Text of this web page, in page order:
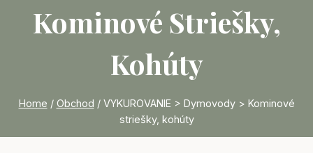
Kominové Striešky,
Kohúty
Home / Obchod / VYKUROVANIE > Dymovody > Kominové
striešky, kohúty